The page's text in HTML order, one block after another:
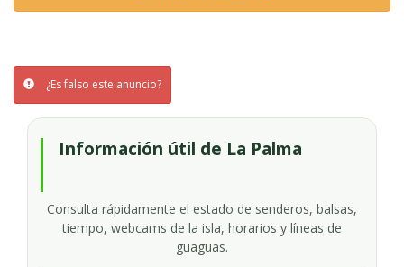
¿Es falso este anuncio?
Información útil de La Palma
Consulta rápidamente el estado de senderos, balsas,
tiempo, webcams de la isla, horarios y líneas de
guaguas.